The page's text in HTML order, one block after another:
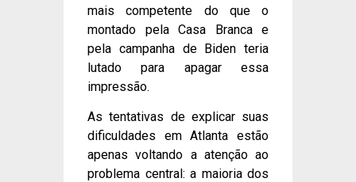
mais competente do que o
montado pela Casa Branca e
pela campanha de Biden teria
lutado para apagar essa
impressão.
As tentativas de explicar suas
dificuldades em Atlanta estão
apenas voltando a atenção ao
problema central: a maioria dos